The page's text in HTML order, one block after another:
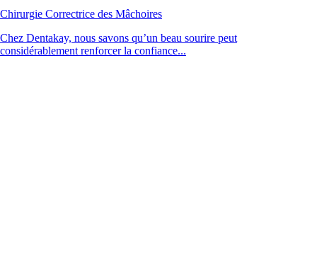
Chirurgie Correctrice des Mâchoires
Chez Dentakay, nous savons qu’un beau sourire peut
considérablement renforcer la confiance...